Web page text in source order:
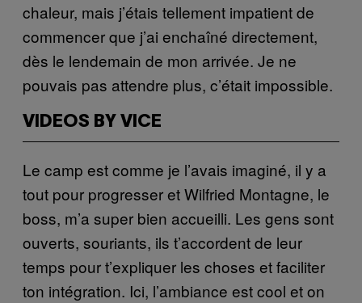
chaleur, mais j’étais tellement impatient de
commencer que j’ai enchaîné directement,
dès le lendemain de mon arrivée. Je ne
pouvais pas attendre plus, c’était impossible.
VIDEOS BY VICE
Le camp est comme je l’avais imaginé, il y a
tout pour progresser et Wilfried Montagne, le
boss, m’a super bien accueilli. Les gens sont
ouverts, souriants, ils t’accordent de leur
temps pour t’expliquer les choses et faciliter
ton intégration. Ici, l’ambiance est cool et on